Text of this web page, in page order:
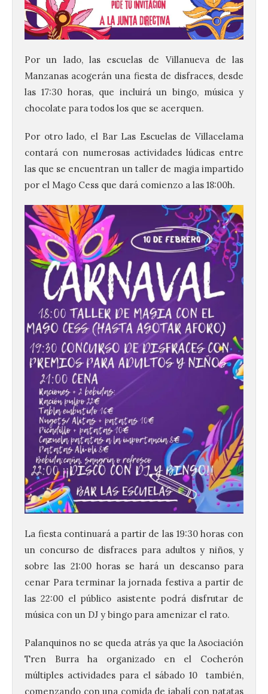
Por un lado, las escuelas de Villanueva de las
Manzanas acogerán una fiesta de disfraces, desde
las 17:30 horas, que incluirá un bingo, música y
chocolate para todos los que se acerquen.
Por otro lado, el Bar Las Escuelas de Villacelama
contará con numerosas actividades lúdicas entre
las que se encuentran un taller de magia impartido
por el Mago Cess que dará comienzo a las 18:00h.
La fiesta continuará a partir de las 19:30 horas con
un concurso de disfraces para adultos y niños, y
sobre las 21:00 horas se hará un descanso para
cenar Para terminar la jornada festiva a partir de
las 22:00 el público asistente podrá disfrutar de
música con un DJ y bingo para amenizar el rato.
Palanquinos no se queda atrás ya que la Asociación
Tren Burra ha organizado en el Cocherón
múltiples actividades para el sábado 10 también,
comenzando con una comida de jabalí con patatas
Un viaje a la Antigüedad:
el Museo del Prado
propone un recorrido por
obras de su Colección de
inspiración clásica